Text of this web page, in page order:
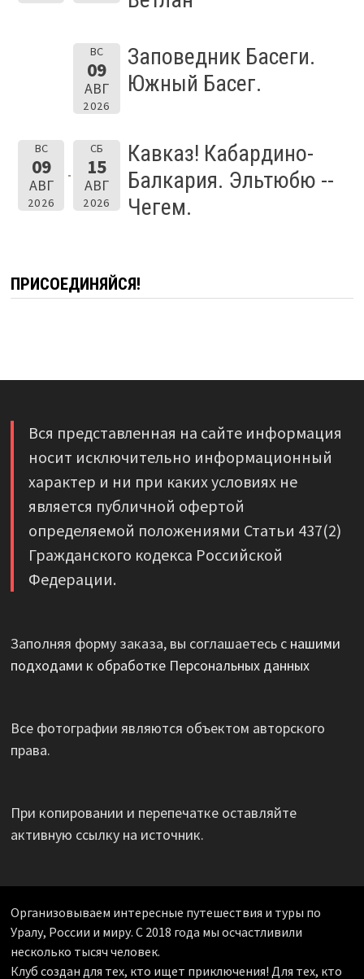
ВС
09
АВГ
2026
Заповедник Басеги.
Южный Басег.
ВС
09
АВГ
2026
СБ
15
АВГ
2026
Кавказ! Кабардино-
Балкария. Эльтюбю --
Чегем.
ПРИСОЕДИНЯЙСЯ!
Вся представленная на сайте информация
носит исключительно информационный
характер и ни при каких условиях не
является публичной офертой
определяемой положениями Статьи 437(2)
Гражданского кодекса Российской
Федерации.
Заполняя форму заказа, вы соглашаетесь с нашими
подходами к обработке Персональных данных
Все фотографии являются объектом авторского
права.
При копировании и перепечатке оставляйте
активную ссылку на источник.
Организовываем интересные путешествия и туры по
Уралу, России и миру. С 2018 года мы осчастливили
несколько тысяч человек.
Клуб создан для тех, кто ищет приключения! Для тех, кто